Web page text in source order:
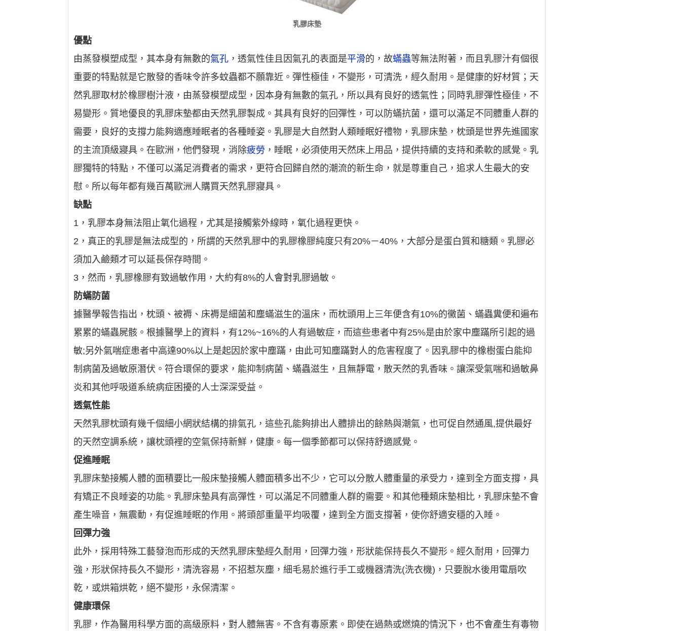
乳膠床墊
優點
由蒸發模塑成型，其本身有無數的氣孔 ，透氣性佳且因氣孔的表面是平滑的，故蟎蟲等無法附著，而且乳膠汁有個很
重要的特點就是它散發的香味令許多蚊蟲都不願靠近。彈性極佳，不變形，可清洗，經久耐用。是健康的好材質；天
然乳膠取材於橡膠樹汁液，由蒸發模塑成型，因本身有無數的氣孔，所以具有良好的透氣性；同時乳膠彈性極佳，不
易變形。質地優良的乳膠床墊都由天然乳膠製成。其具有良好的回彈性，可以防蟎抗菌，還可以滿足不同體重人群的
需要，良好的支撐力能夠適應睡眠者的各種睡姿。乳膠是大自然對人類睡眠好禮物，乳膠床墊，枕頭是世界先進國家
的主流頂級寢具。在歐洲，他們發現，消除疲勞 ，睡眠，必須使用天然床上用品，提供持續的支持和柔軟的感覺。乳
膠獨特的特點，不僅可以滿足消費者的需求，更符合回歸自然的潮流的新生命，就是尊重自己，追求人生最大的安
慰。所以每年都有幾百萬歐洲人購買天然乳膠寢具。
缺點
1，乳膠本身無法阻止氧化過程，尤其是接觸紫外線時，氧化過程更快。
2，真正的乳膠是無法成型的，所謂的天然乳膠中的乳膠橡膠純度只有20%－40%，大部分是蛋白質和糖類。乳膠必
須加入鹼類才可以延長保存時間。
3，然而，乳膠橡膠有致過敏作用，大約有8%的人會對乳膠過敏。
防蟎防菌
據醫學報告指出，枕頭、被褥、床褥是細菌和塵蟎滋生的溫床，而枕頭用上三年便含有10%的黴菌、蟎蟲糞便和遍布
累累的蟎蟲屍骸。根據醫學上的資料，有12%~16%的人有過敏症，而這些患者中有25%是由於家中塵蹣所引起的過
敏;另外氣喘症患者中高達90%以上是起因於家中塵蹣，由此可知塵蹣對人的危害程度了。因乳膠中的橡樹蛋白能抑
制病菌及過敏原潛伏。符合環保的要求，能抑制病菌、蟎蟲滋生，且無靜電，散天然的乳香味。讓深受氣喘和過敏鼻
炎和其他呼吸道系統病症困擾的人士深深受益。
透氣性能
天然乳膠枕頭有幾千個細小網狀結構的排氣孔，這些孔能夠排出人體排出的餘熱與潮氣，也可促自然通風,提供最好
的天然空調系統，讓枕頭裡的空氣保持新鮮，健康。每一個季節都可以保持舒適感覺。
促進睡眠
乳膠床墊接觸人體的面積要比一般床墊接觸人體面積多出不少，它可以分散人體重量的承受力，達到全方面支撐，具
有矯正不良睡姿的功能。乳膠床墊具有高彈性，可以滿足不同體重人群的需要。和其他種類床墊相比，乳膠床墊不會
產生噪音，無震動，有促進睡眠的作用。將頭部重量平均吸覆，達到全方面支撐著，使你舒適安穩的入睡。
回彈力強
此外，採用特殊工藝發泡而形成的天然乳膠床墊經久耐用，回彈力強，形狀能保持長久不變形。經久耐用，回彈力
強，形狀保持長久不變形，清洗容易，不招惹灰塵，細毛易於進行手工或機器清洗(洗衣機)，只要脫水後用電扇吹
乾，或烘箱烘乾，絕不變形，永保清潔。
健康環保
乳膠，作為醫用科學方面的高級原料，對人體無害。不含有毒原素。即使在過熱或燃燒的情況下，也不會產生有毒物